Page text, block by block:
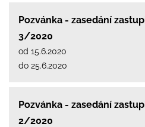
Pozvánka - zasedání
3/2020
od 15.6.2020
do 25.6.2020
Pozvánka - zasedání
2/2020